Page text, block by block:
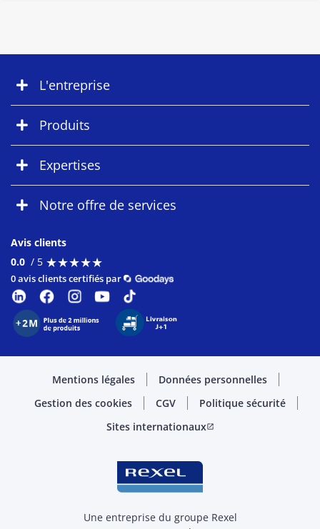
L'entreprise
Produits
Expertises
Notre offre de services
Avis clients
0.0 / 5 ★★★★★
★★★★★
0 avis clients certifiés par
Mentions légales
Données personnelles
Gestion des cookies
CGV
Politique sécurité
Sites internationauxopen_in_new
Une entreprise du groupe Rexel